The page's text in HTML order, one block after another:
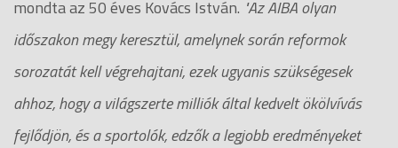
mondta az 50 éves Kovács István. "Az AIBA olyan
időszakon megy keresztül, amelynek során reformok
sorozatát kell végrehajtani, ezek ugyanis szükségesek
ahhoz, hogy a világszerte milliók által kedvelt ökölvívás
fejlődjön, és a sportolók, edzők a legjobb eredményeket